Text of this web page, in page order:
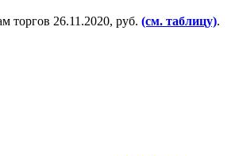
торгов 26.11.2020, руб. (см. таблицу).